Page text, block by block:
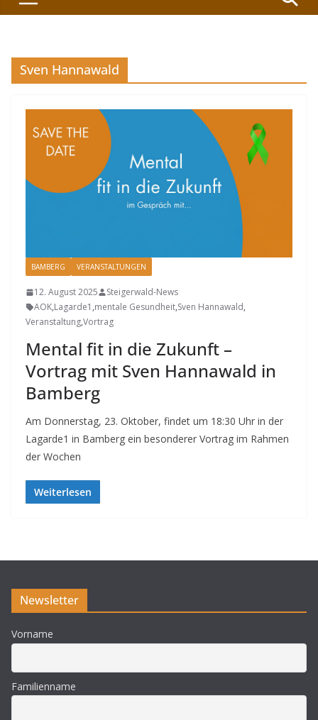
Sven Hannawald
BAMBERG VERANSTALTUNGEN
12. August 2025
Steigerwald-News
AOK,Lagarde1 ,mentale Gesundheit,Sven Hannawald,
Veranstaltung,Vortrag
Mental fit in die Zukunft –
Vortrag mit Sven Hannawald in
Bamberg
Am Donnerstag, 23. Oktober, findet um 18:30 Uhr in der
Lagarde1 in Bamberg ein besonderer Vortrag im Rahmen
der Wochen
Weiterlesen
Newsletter
Vorname
Familienname